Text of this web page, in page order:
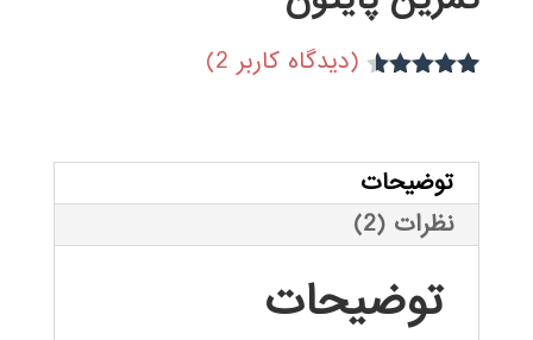
(دیدگاه کاربر 2
)
توضیحات
نظرات (2)
توضیحات